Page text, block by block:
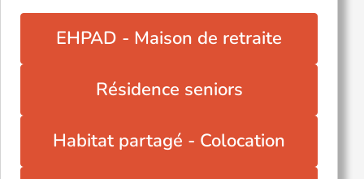
EHPAD - Maison de retraite
Résidence seniors
Habitat partagé - Colocation